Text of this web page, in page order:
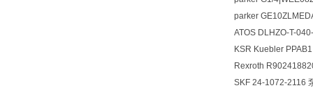
parker
ATOS DLHZO-T-
KSR Kuebler
Rexroth
SKF 24-1072-2116